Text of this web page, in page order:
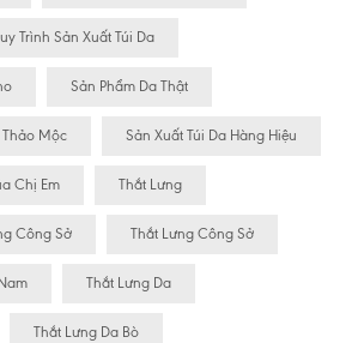
Trình Sản Xuất Túi Da
Sản Phẩm Da Thật
Thảo Mộc Sản Xuất Túi Da Hàng Hiệu
Chị Em Thắt Lưng
Công Sở Thắt Lưng Công Sở
Thắt Lưng Da
Thắt Lưng Da Bò